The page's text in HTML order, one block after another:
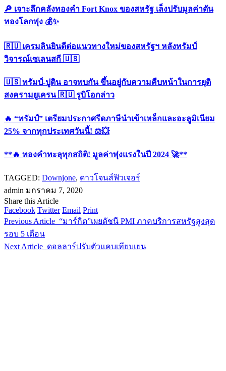
🔎 เจาะลึกคลังทองคำ Fort Knox ของสหรัฐ เล็งปรับมูลค่าดัน
ทองโลกพุ่ง 💰✨
🇷🇺 เครมลินยินดีต่อแนวทางใหม่ของสหรัฐฯ หลังทรัมป์
วิจารณ์เซเลนสกี 🇺🇸
🇺🇸 ทรัมป์-ปูติน อาจพบกัน ขึ้นอยู่กับความคืบหน้าในการยุติ
สงครามยูเครน 🇷🇺 รูบิโอกล่าว
🔥 “ทรัมป์” เตรียมประกาศรีดภาษีนำเข้าเหล็กและอะลูมิเนียม
25% จากทุกประเทศวันนี้! ⚖️💥
**🔥 ทองคำทะลุทุกสถิติ! มูลค่าพุ่งแรงในปี 2024 🚀**
TAGGED: Downjone, ดาวโจนส์ฟิวเจอร์
admin มกราคม 7, 2020
Share this Article
Facebook Twitter Email Print
Previous Article “มาร์กิต”เผยดัชนี PMI ภาคบริการสหรัฐสูงสุด
รอบ 5 เดือน
Next Article ดอลลาร์ปรับตัวแคบเทียบเยน